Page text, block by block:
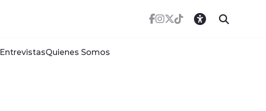
EntrevistasQuienes Somos